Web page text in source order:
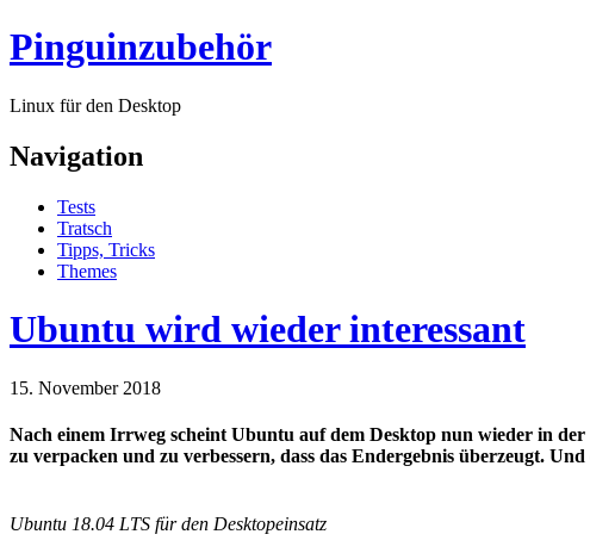
Pinguinzubehör
Linux für den Desktop
Navigation
Tests
Tratsch
Tipps, Tricks
Themes
Ubuntu wird wieder interessant
15. November 2018
Nach einem Irrweg scheint Ubuntu auf dem Desktop nun wieder in
zu verpacken und zu verbessern, dass das Endergebnis überzeugt.
Ubuntu 18.04 LTS für den Desktopeinsatz